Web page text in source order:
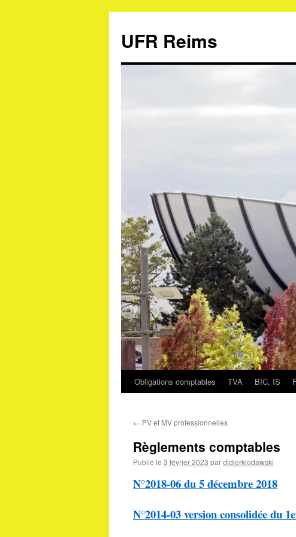
UFR Reims
Aller
contenu
Obligations comptables TVA BIC, IS
← PV et MV professionnelles
Règlements comptables
Publié le 3 février 2023 pardidierklodawski
N°2018-06 du 5 décembre 2018
N°2014-03 version consolidée du